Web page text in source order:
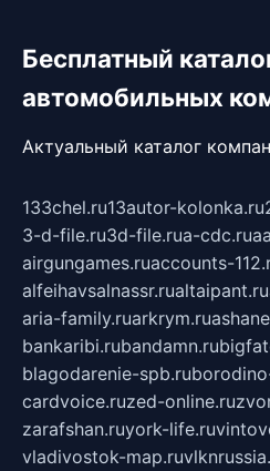
Бесплатный
автомобильных
Актуальный каталог
133chel.ru13autor-kolonka.ru
3-d-file.ru3d-file.rua-cdc.ru
airgungames.ruaccounts-
alfeihavsalnassr.rualtaipant.ru
aria-family.ruarkrym.ru
bankaribi.rubandamn.ru
blagodarenie-spb.ru
cardvoice.ruzed-online.ru
zarafshan.ruyork-life.ru
vladivostok-map.ru